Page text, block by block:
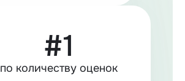
#1
по количеству оценок